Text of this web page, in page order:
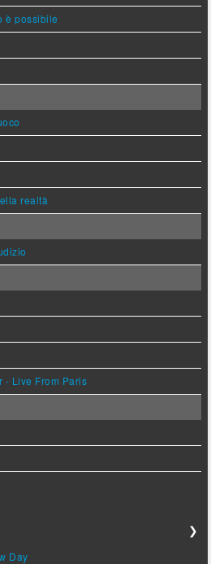
è possibile
realtà
- Live From Paris
❯
Day